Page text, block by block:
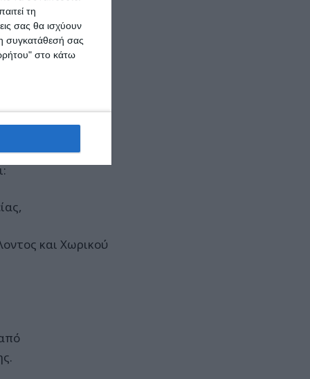
τη
σας θα ισχύουν
συγκατάθεσή σας
στο κάτω
Επικρατείας:
και Χωρικού